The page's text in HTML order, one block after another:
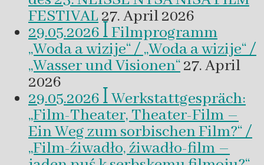
FESTIVAL 27. April 2026
29.05.2026 ꟾ Filmprogramm
„Woda a wizije“ / „Woda a wizije“ /
„Wasser und Visionen“27. April
2026
29.05.2026 ꟾ Werkstattgespräch:
„Film-Theater, Theater-Film –
Ein Weg zum sorbischen Film?“ /
„Film-źiwadło, źiwadło-film –